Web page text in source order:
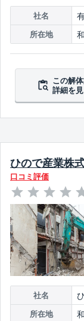
社名
所在地
この解
詳細を
ひので産業株
口コミ評価
社名
所在地